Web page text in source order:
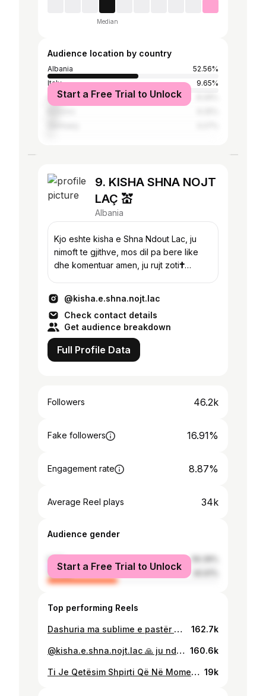
Median
Audience location by country
Albania
52.56%
Italy
9.65%
Greece
Start a Free Trial to Unlock
9. KISHA SHNA NOJT
LAÇ 💒
Albania
Kjo eshte kisha e Shna Ndout Lac, ju
nimoft te gjithve, mos dil pa bere like
dhe komentuar amen, ju rujt zoti🕇
@kisha.e.shna.nojt.lac
Check contact details
Get audience breakdown
Full Profile Data
Followers 46.2k
Fake followers 16.91%
Engagement rate 8.87%
Average Reel plays 34k
Audience gender
male
female
Start a Free Trial to Unlock
Top performing Reels
Dashuria ma sublime e pastër 🙏 Zoti t’ju mbushë zemrat e shpirtin me dashuri dhe mirënjohje ndaj tij. Jini mirënjohës dhe njerëz të mirë, një shpirt i bukur gjithmonë do jetë i bekuar dhe do shpërblehet nga e mira e Zotit ✝️❤️ 162.7k
@kisha.e.shna.nojt.lac 🙏 ju ndimofte te gjithve 🙏 160.6k
Ti Je Qetësim Shpirti Që Në Moment Që Sytë Trokasin Tek Ty 🙏 🤍 #kathedrale #vatican 19k